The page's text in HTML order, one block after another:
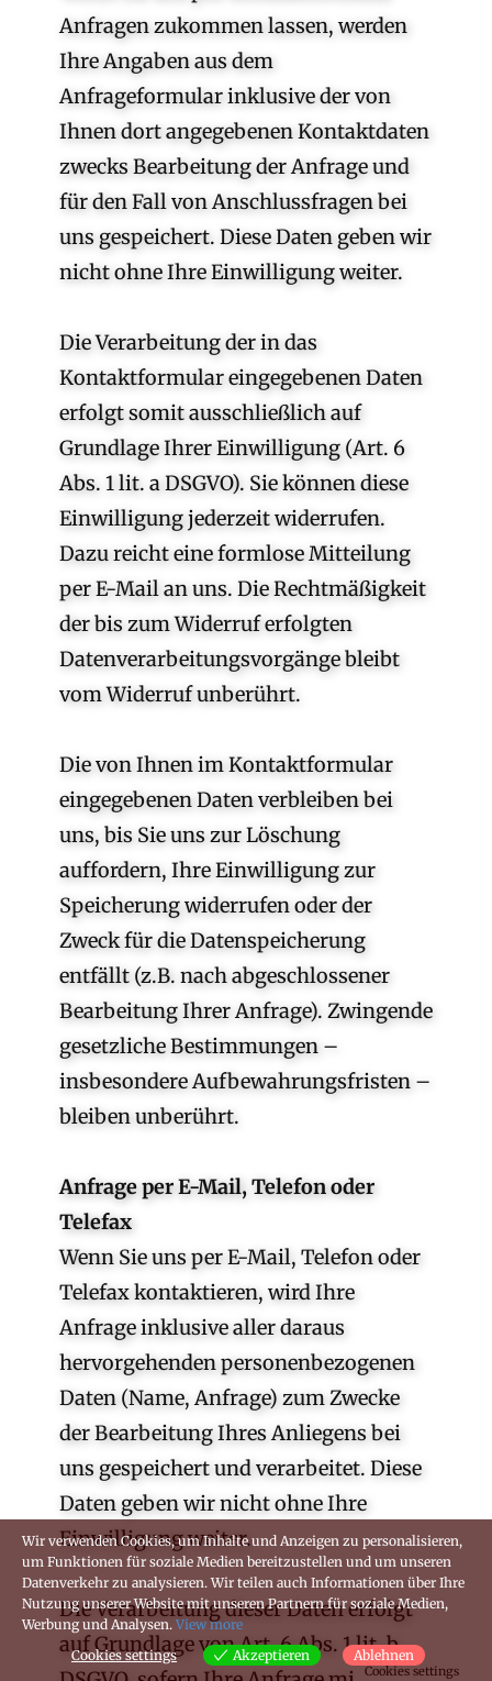
Anfragen zukommen lassen, werden
Ihre Angaben aus dem
Anfrageformular inklusive der von
Ihnen dort angegebenen Kontaktdaten
zwecks Bearbeitung der Anfrage und
für den Fall von Anschlussfragen bei
uns gespeichert. Diese Daten geben wir
nicht ohne Ihre Einwilligung weiter.
Die Verarbeitung der in das
Kontaktformular eingegebenen Daten
erfolgt somit ausschließlich auf
Grundlage Ihrer Einwilligung (Art. 6
Abs. 1 lit. a DSGVO). Sie können diese
Einwilligung jederzeit widerrufen.
Dazu reicht eine formlose Mitteilung
per E-Mail an uns. Die Rechtmäßigkeit
der bis zum Widerruf erfolgten
Datenverarbeitungsvorgänge bleibt
vom Widerruf unberührt.
Die von Ihnen im Kontaktformular
eingegebenen Daten verbleiben bei
uns, bis Sie uns zur Löschung
auffordern, Ihre Einwilligung zur
Speicherung widerrufen oder der
Zweck für die Datenspeicherung
entfällt (z.B. nach abgeschlossener
Bearbeitung Ihrer Anfrage). Zwingende
gesetzliche Bestimmungen –
insbesondere Aufbewahrungsfristen –
bleiben unberührt.
Anfrage per E-Mail, Telefon oder
Telefax
Wenn Sie uns per E-Mail, Telefon oder
Telefax kontaktieren, wird Ihre
Anfrage inklusive aller daraus
hervorgehenden personenbezogenen
Daten (Name, Anfrage) zum Zwecke
der Bearbeitung Ihres Anliegens bei
uns gespeichert und verarbeitet. Diese
Daten geben wir nicht ohne Ihre
Einwilligung weiter.
Die Verarbeitung dieser Daten erfolgt
auf Grundlage von Art. 6 Abs. 1 lit. b
Wir verwenden Cookies, um Inhalte und Anzeigen zu personalisieren,
um Funktionen für soziale Medien bereitzustellen und um unseren
Datenverkehr zu analysieren. Wir teilen auch Informationen über Ihre
Nutzung unserer Website mit unseren Partnern für soziale Medien,
Werbung und Analysen. View more
Cookies settings
Akzeptieren Ablehnen
Cookies settings